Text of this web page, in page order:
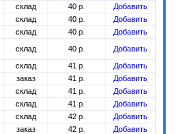
склад 40 р.
Добавить
склад 40 р.
Добавить
склад 40 р.
Добавить
склад 40 р.
Добавить
склад 41 р.
Добавить
заказ 41 р.
Добавить
склад 41 р.
Добавить
склад 41 р.
Добавить
склад 42 р.
Добавить
заказ 42 р.
Добавить